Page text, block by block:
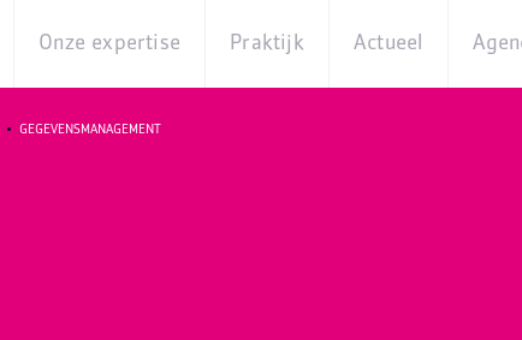
Onze expertise Praktijk Actueel
GEGEVENSMANAGEMENT